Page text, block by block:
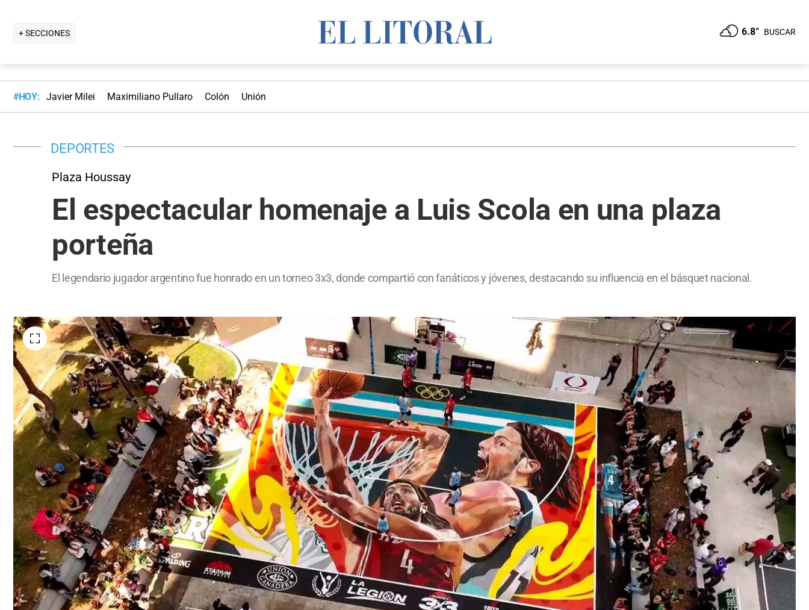
+ SECCIONES 6.8° BUSCAR
#HOY: Javier Milei Maximiliano Pullaro Colón Unión
DEPORTES
Plaza Houssay
El espectacular homenaje a Luis Scola en una plaza
porteña
El legendario jugador argentino fue honrado en un torneo 3x3, donde compartió con fanáticos y jóvenes, destacando su influencia en el básquet nacional.